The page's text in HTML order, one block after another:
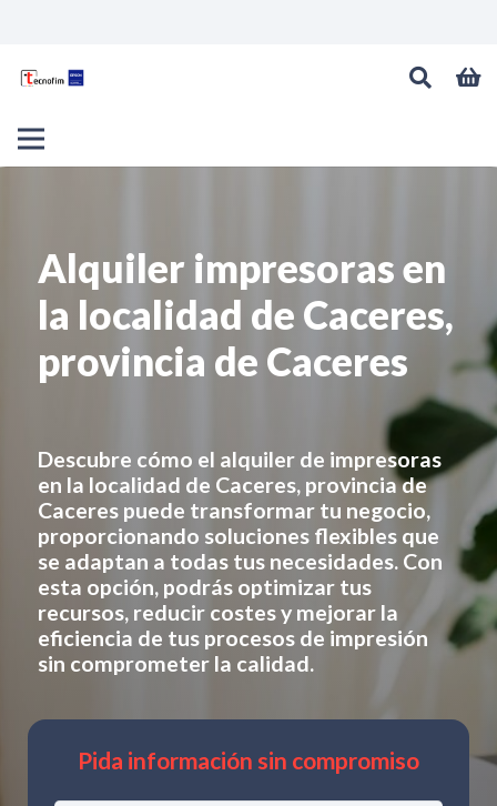
Alquiler impresoras en
la localidad de Caceres,
provincia de Caceres
Descubre cómo el alquiler de impresoras
en la localidad de Caceres, provincia de
Caceres puede transformar tu negocio,
proporcionando soluciones flexibles que
se adaptan a todas tus necesidades. Con
esta opción, podrás optimizar tus
recursos, reducir costes y mejorar la
eficiencia de tus procesos de impresión
sin comprometer la calidad.
Pida información sin compromiso